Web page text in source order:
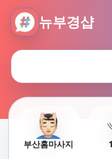
뉴부경샵
뉴부경샵 - 부산 마사
부산홈마사지